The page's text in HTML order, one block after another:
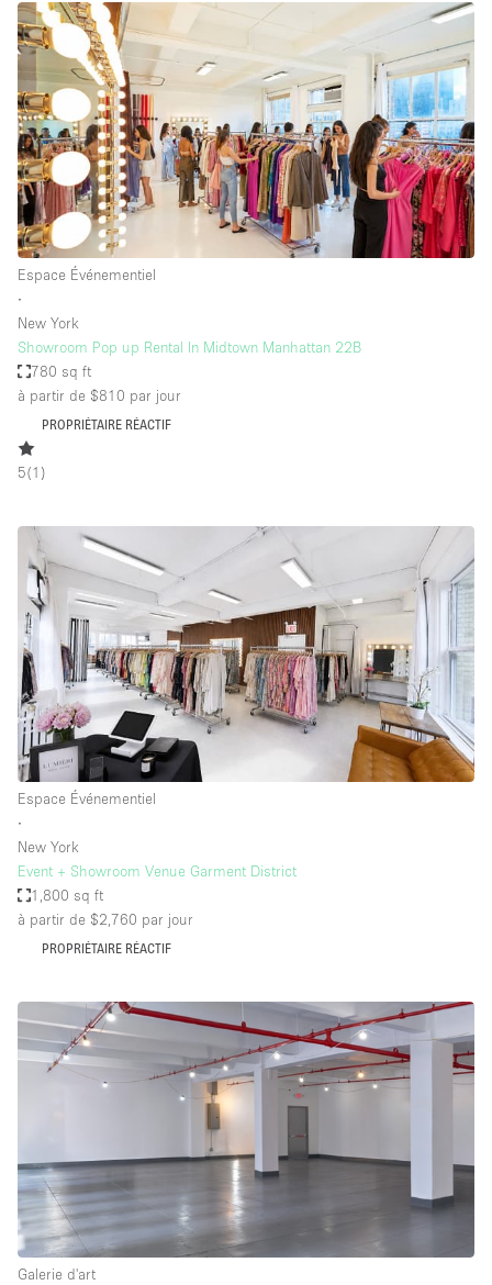
Espace Événementiel
∙
New York
Showroom Pop up Rental In Midtown Manhattan 22B
780 sq ft
à partir de $810 par jour
PROPRIÉTAIRE RÉACTIF
5(1 )
Espace Événementiel
∙
New York
Event + Showroom Venue Garment District
1,800 sq ft
à partir de $2,760 par jour
PROPRIÉTAIRE RÉACTIF
Galerie d'art